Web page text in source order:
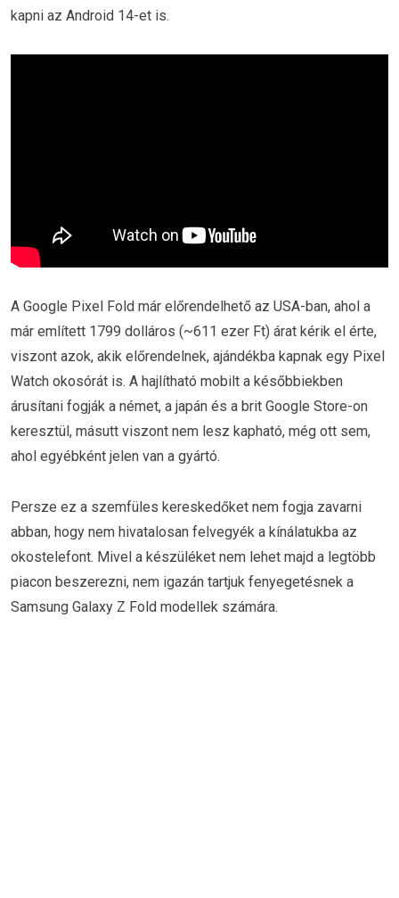
kapni az Android 14-et is.
A Google Pixel Fold már előrendelhető az USA-ban, ahol a
már említett 1799 dolláros (~611 ezer Ft) árat kérik el érte,
viszont azok, akik előrendelnek, ajándékba kapnak egy Pixel
Watch okosórát is. A hajlítható mobilt a későbbiekben
árusítani fogják a német, a japán és a brit Google Store-on
keresztül, másutt viszont nem lesz kapható, még ott sem,
ahol egyébként jelen van a gyártó.
Persze ez a szemfüles kereskedőket nem fogja zavarni
abban, hogy nem hivatalosan felvegyék a kínálatukba az
okostelefont. Mivel a készüléket nem lehet majd a legtöbb
piacon beszerezni, nem igazán tartjuk fenyegetésnek a
Samsung Galaxy Z Fold modellek számára.